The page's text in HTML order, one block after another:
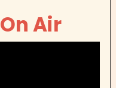
On Air